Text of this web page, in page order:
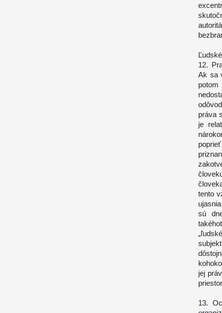
12.
Ak sa
práva
je
tento
sú
jej
13.